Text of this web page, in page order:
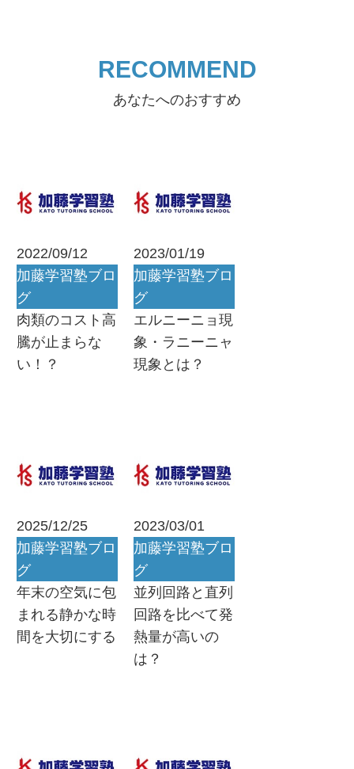
RECOMMEND
あなたへのおすすめ
2022/09/12
加藤学習塾ブロ
グ
肉類のコスト高
騰が止まらな
い！？
2023/01/19
加藤学習塾ブロ
グ
エルニーニョ現
象・ラニーニャ
現象とは？
2025/12/25
加藤学習塾ブロ
グ
年末の空気に包
まれる静かな時
間を大切にする
2023/03/01
加藤学習塾ブロ
グ
並列回路と直列
回路を比べて発
熱量が高いの
は？